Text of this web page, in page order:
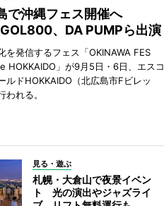
で沖縄フェス開催へ
、DA PUMPら出演
を発信するフェス「OKINAWA FES
HOKKAIDO」が9月5日・6日、エスコ
ルドHOKKAIDO（北広島市Fビレッ
われる。
見る・遊ぶ
札幌・大倉山で夜景イベン
ト 光の演出やジャズライ